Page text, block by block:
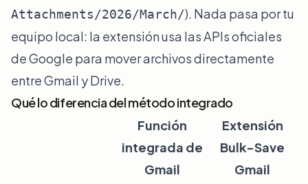
Attachments/2026/March/). Nada pasa por tu
equipo local: la extensión usa las APIs oficiales
de Google para mover archivos directamente
entre Gmail y Drive.
Qué lo diferencia del método integrado
Función
integrada de
Gmail
Extensión
Bulk-Save
Gmail